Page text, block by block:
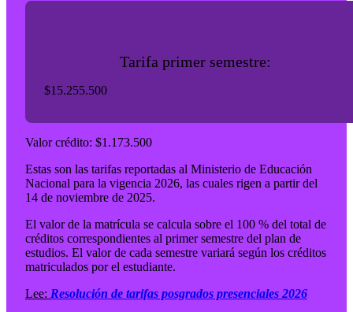
Tarifa primer semestre:
$15.255.500
Valor crédito: $1.173.500
Estas son las tarifas reportadas al Ministerio de Educación
Nacional para la vigencia 2026, las cuales rigen a partir del
14 de noviembre de 2025.
El valor de la matrícula se calcula sobre el 100 % del total de
créditos correspondientes al primer semestre del plan de
estudios. El valor de cada semestre variará según los créditos
matriculados por el estudiante.
Lee: Resolución de tarifas posgrados presenciales 2026